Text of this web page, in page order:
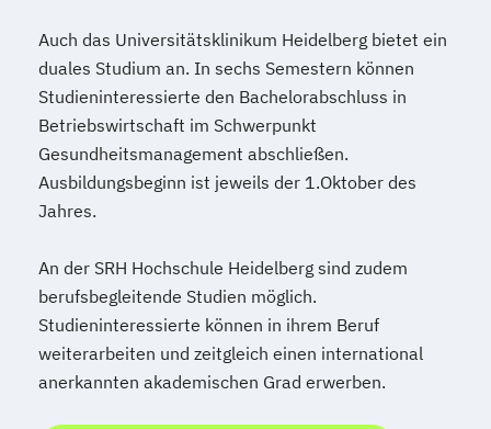
Auch das Universitätsklinikum Heidelberg bietet ein
duales Studium an. In sechs Semestern können
Studieninteressierte den Bachelorabschluss in
Betriebswirtschaft im Schwerpunkt
Gesundheitsmanagement abschließen.
Ausbildungsbeginn ist jeweils der 1.Oktober des
Jahres.
An der SRH Hochschule Heidelberg sind zudem
berufsbegleitende Studien möglich.
Studieninteressierte können in ihrem Beruf
weiterarbeiten und zeitgleich einen international
anerkannten akademischen Grad erwerben.